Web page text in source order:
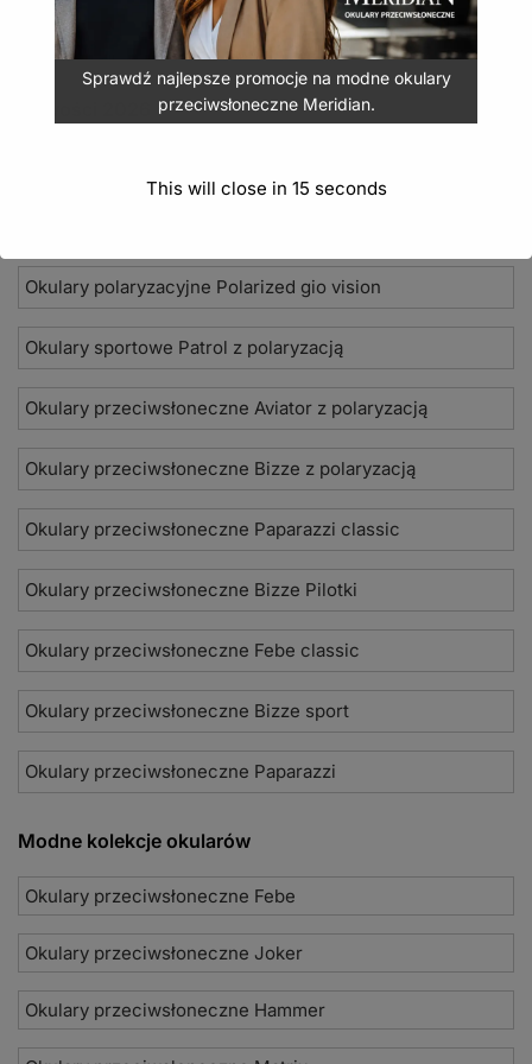
Okulary polaryzacyjne Polarized gio vision
Okulary sportowe Patrol z polaryzacją
Okulary przeciwsłoneczne Aviator z polaryzacją
Okulary przeciwsłoneczne Bizze z polaryzacją
Okulary przeciwsłoneczne Paparazzi classic
Okulary przeciwsłoneczne Bizze Pilotki
Okulary przeciwsłoneczne Febe classic
Okulary przeciwsłoneczne Bizze sport
Okulary przeciwsłoneczne Paparazzi
Modne kolekcje okularów
Okulary przeciwsłoneczne Febe
Okulary przeciwsłoneczne Joker
Okulary przeciwsłoneczne Hammer
Sprawdź najlepsze promocje na modne okulary
przeciwsłoneczne Meridian.
This will close in 14 seconds